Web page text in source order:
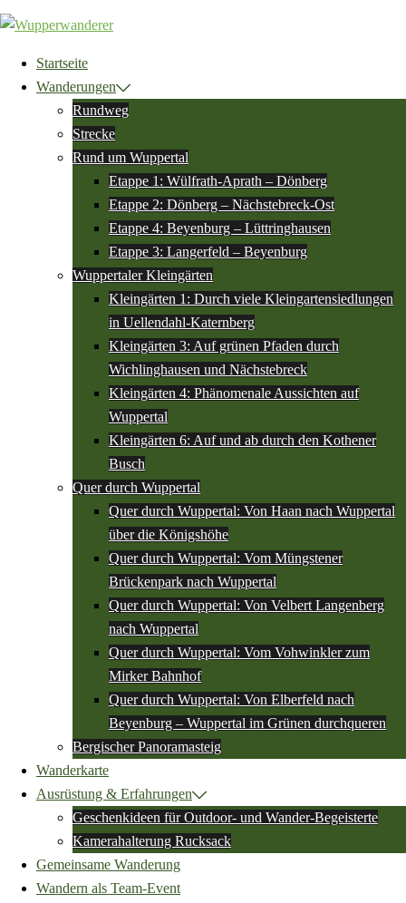
Zum
Inhalt
springenStartseite
Wanderungen
Rundweg
Strecke
Rund um Wuppertal
Etappe 1: Wülfrath-Aprath – Dönberg
Etappe 2: Dönberg – Nächstebreck-Ost
Etappe 4: Beyenburg – Lüttringhausen
Etappe 3: Langerfeld – Beyenburg
Wuppertaler Kleingärten
Kleingärten 1: Durch viele Kleingartensiedlungen
in Uellendahl-Katernberg
Kleingärten 3: Auf grünen Pfaden durch
Wichlinghausen und Nächstebreck
Kleingärten 4: Phänomenale Aussichten auf
Wuppertal
Kleingärten 6: Auf und ab durch den Kothener
Busch
Quer durch Wuppertal
Quer durch Wuppertal: Von Haan nach Wuppertal
über die Königshöhe
Quer durch Wuppertal: Vom Müngstener
Brückenpark nach Wuppertal
Quer durch Wuppertal: Von Velbert Langenberg
nach Wuppertal
Quer durch Wuppertal: Vom Vohwinkler zum
Mirker Bahnhof
Quer durch Wuppertal: Von Elberfeld nach
Beyenburg – Wuppertal im Grünen durchqueren
Bergischer Panoramasteig
Wanderkarte
Ausrüstung & Erfahrungen
Geschenkideen für Outdoor- und Wander-Begeisterte
Kamerahalterung Rucksack
Gemeinsame Wanderung
Wandern als Team-Event